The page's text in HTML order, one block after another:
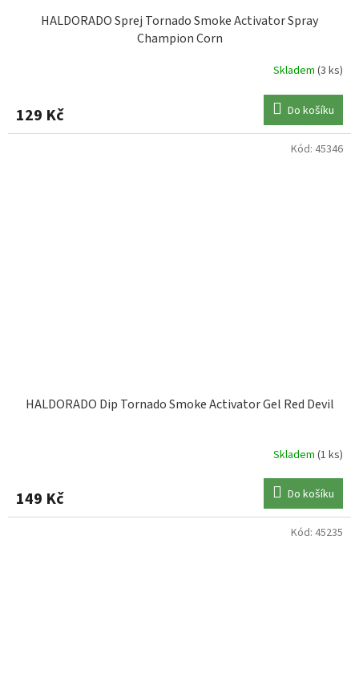
HALDORADO Sprej Tornado Smoke Activator Spray
Champion Corn
Skladem (3 ks)
129 Kč Do košíku
HALDORADO Dip Tornado Smoke Activator Gel Red Devil
Skladem (1 ks)
149 Kč Do košíku
Kód: 45346
Kód: 45235